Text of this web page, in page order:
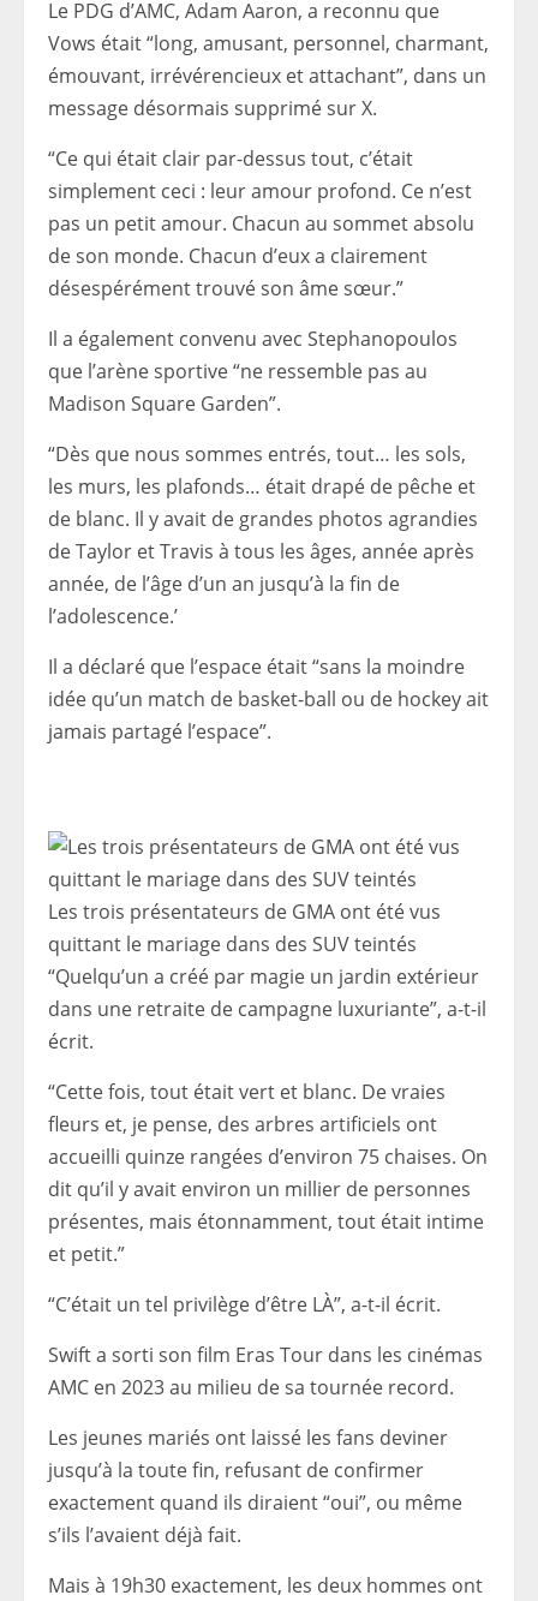
Le PDG d’AMC, Adam Aaron, a reconnu que
Vows était “long, amusant, personnel, charmant,
émouvant, irrévérencieux et attachant”, dans un
message désormais supprimé sur X.
“Ce qui était clair par-dessus tout, c’était
simplement ceci : leur amour profond. Ce n’est
pas un petit amour. Chacun au sommet absolu
de son monde. Chacun d’eux a clairement
désespérément trouvé son âme sœur.”
Il a également convenu avec Stephanopoulos
que l’arène sportive “ne ressemble pas au
Madison Square Garden”.
“Dès que nous sommes entrés, tout… les sols,
les murs, les plafonds… était drapé de pêche et
de blanc. Il y avait de grandes photos agrandies
de Taylor et Travis à tous les âges, année après
année, de l’âge d’un an jusqu’à la fin de
l’adolescence.’
Il a déclaré que l’espace était “sans la moindre
idée qu’un match de basket-ball ou de hockey ait
jamais partagé l’espace”.
Les trois présentateurs de GMA ont été vus
quittant le mariage dans des SUV teintés
“Quelqu’un a créé par magie un jardin extérieur
dans une retraite de campagne luxuriante”, a-t-il
écrit.
“Cette fois, tout était vert et blanc. De vraies
fleurs et, je pense, des arbres artificiels ont
accueilli quinze rangées d’environ 75 chaises. On
dit qu’il y avait environ un millier de personnes
présentes, mais étonnamment, tout était intime
et petit.”
“C’était un tel privilège d’être LÀ”, a-t-il écrit.
Swift a sorti son film Eras Tour dans les cinémas
AMC en 2023 au milieu de sa tournée record.
Les jeunes mariés ont laissé les fans deviner
jusqu’à la toute fin, refusant de confirmer
exactement quand ils diraient “oui”, ou même
s’ils l’avaient déjà fait.
Mais à 19h30 exactement, les deux hommes ont